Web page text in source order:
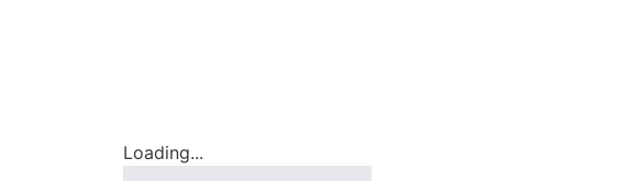
Loading...